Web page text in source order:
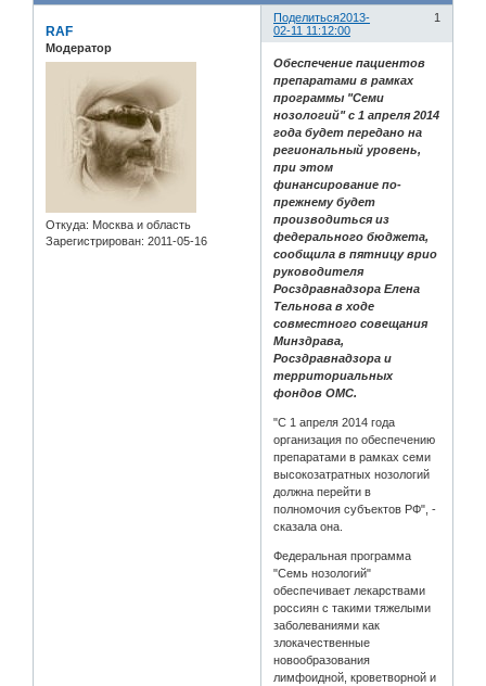
Поделиться 1
2013-
02-11 11:12:00
RAF
Модератор
Откуда: Москва и область
Зарегистрирован: 2011-05-16
Обеспечение пациентов
препаратами в рамках
программы "Семи
нозологий" с 1 апреля 2014
года будет передано на
региональный уровень,
при этом
финансирование по-
прежнему будет
производиться из
федерального бюджета,
сообщила в пятницу врио
руководителя
Росздравнадзора Елена
Тельнова в ходе
совместного совещания
Минздрава,
Росздравнадзора и
территориальных
фондов ОМС.
"С 1 апреля 2014 года
организация по обеспечению
препаратами в рамках семи
высокозатратных нозологий
должна перейти в
полномочия субъектов РФ", -
сказала она.
Федеральная программа
"Семь нозологий"
обеспечивает лекарствами
россиян с такими тяжелыми
заболеваниями как
злокачественные
новообразования
лимфоидной, кроветворной и